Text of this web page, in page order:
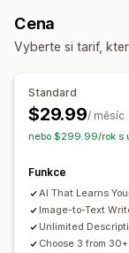
SEO
Automatická
Cena
Vyberte si tarif,
Standard
$29.99/ měsíc
nebo $299.99/rok s
Funkce
AI That Learns
Image-to-Text
Unlimited
Choose 3 from